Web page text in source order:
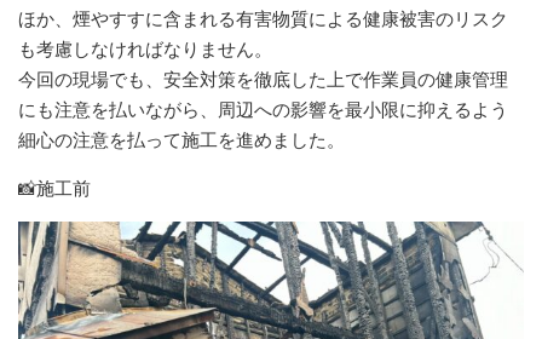
ほか、煙やすすに含まれる有害物質による健康被害のリスク
も考慮しなければなりません。
今回の現場でも、安全対策を徹底した上で作業員の健康管理
にも注意を払いながら、周辺への影響を最小限に抑えるよう
細心の注意を払って施工を進めました。
📸施工前